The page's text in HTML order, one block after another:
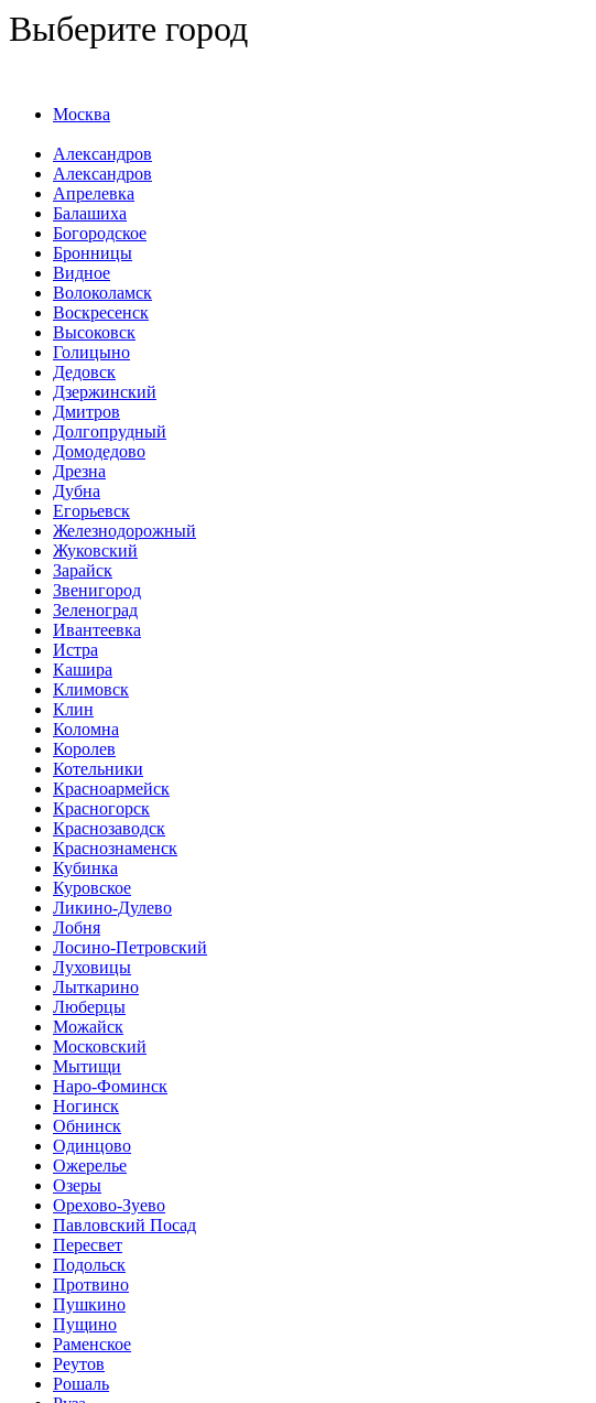
Выберите город
Москва
Александров
Александров
Апрелевка
Балашиха
Богородское
Бронницы
Видное
Волоколамск
Воскресенск
Высоковск
Голицыно
Дедовск
Дзержинский
Дмитров
Долгопрудный
Домодедово
Дрезна
Дубна
Егорьевск
Железнодорожный
Жуковский
Зарайск
Звенигород
Зеленоград
Ивантеевка
Истра
Кашира
Климовск
Клин
Коломна
Королев
Котельники
Красноармейск
Красногорск
Краснозаводск
Краснознаменск
Кубинка
Куровское
Ликино-Дулево
Лобня
Лосино-Петровский
Луховицы
Лыткарино
Люберцы
Можайск
Московский
Мытищи
Наро-Фоминск
Ногинск
Обнинск
Одинцово
Ожерелье
Озеры
Орехово-Зуево
Павловский Посад
Пересвет
Подольск
Протвино
Пушкино
Пущино
Раменское
Реутов
Рошаль